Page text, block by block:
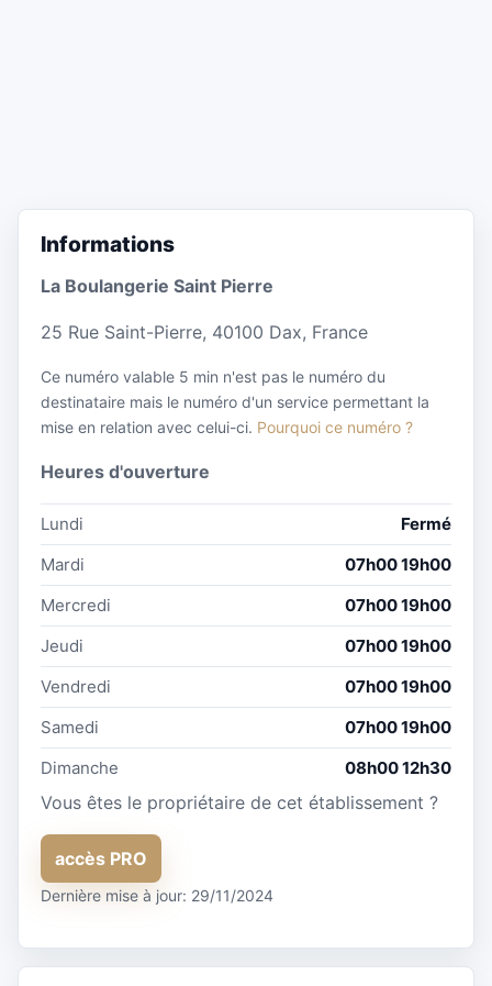
Informations
La Boulangerie Saint Pierre
25 Rue Saint-Pierre, 40100 Dax, France
Ce numéro valable 5 min n'est pas le numéro du
destinataire mais le numéro d'un service permettant la
mise en relation avec celui-ci. Pourquoi ce numéro ?
Heures d'ouverture
Lundi
Fermé
Mardi
07h00 19h00
Mercredi
07h00 19h00
Jeudi
07h00 19h00
Vendredi
07h00 19h00
Samedi
07h00 19h00
Dimanche
08h00 12h30
Vous êtes le propriétaire de cet établissement ?
accès PRO
Dernière mise à jour: 29/11/2024